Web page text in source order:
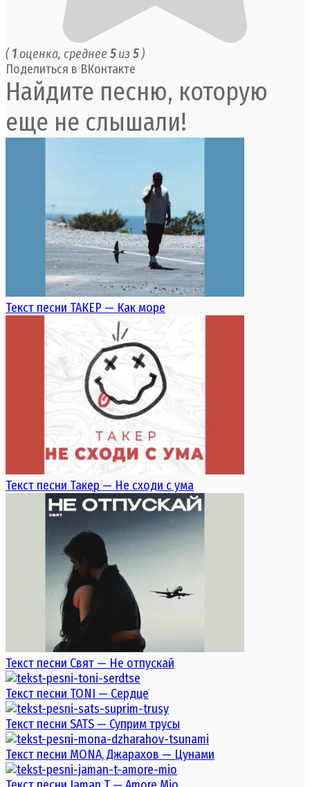
(1 оценка, среднее 5из 5)
Поделиться в ВКонтакте
Найдите песню, которую
еще не слышали!
Текст песни ТАКЕР — Как море
Текст песни Такер — Не сходи с ума
Текст песни Свят — Не отпускай
Текст песни TONI — Сердце
Текст песни SATS — Суприм трусы
Текст песни MONA, Джарахов — Цунами